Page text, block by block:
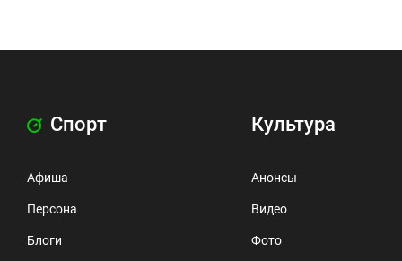
Спорт
Афиша
Персона
Блоги
Культура
Анонсы
Видео
Фото